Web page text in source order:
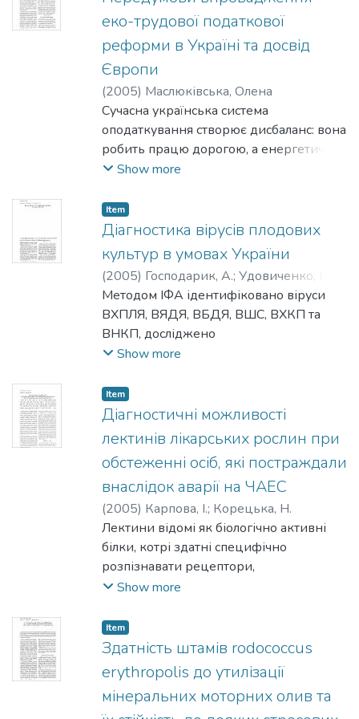
прийнятність використання методу
закритої камери для вимірювання
потоків парникових газів з метою
відстеження реакцій рослинних
угруповань на глобальні зміни клімату.
Підтверджено універсальність цього
методу та можливість застосування його
для моніторингу парникових газів
різних трав'янистих екосистем.
використання «точкового» камерного
методу в Україні з метою
прогнозування наслідків
процесівглобальної зміни клімату
планети.
еко-трудової податкової
реформи в Україні та досвід
Європи
(2005) Маслюківська, Олена
Сучасна українська система
оподаткування створює дисбаланс: вона
робить працю дорогою, а енергетичні
та природні ресурси — досить
ресурсінтенсивні та забруднюючі галузі
становлять левову частку ВВП та
структури експорту країни. Еко-трудова
податкова реформа, яка полягає у
зміщенні податкового тягаря від праці
та доходів до ресурсопотоку є одним з
ефективних способів реструктуризації
економіки. Таку реформу вже успішно
впроваджено у восьми країнах Європи.
передумови для проведення еко-
трудової по­даткової реформи.
Моделювання її можливих наслідків для
економіки, різних секторів та категорій
населення є актуальним та своєчасним
завданям.
Show more
Item
Діагностика вірусів плодових
культур в умовах України
(2005) Господарик, А.; Удовиченко, К.
Поліщук, В. П.
Методом ІФА ідентифіковано віруси
ВХПЛЯ, ВЯДЯ, ВБДЯ, ВШС, ВХКП та
ВНКП, досліджено
їх поширення β різних типах
сортів та підщеп плодових культур. Для
ВХПЛЯ підібрано пару праймерів для
діагностування за допомогою ПЛР.
Show more
Item
Діагностичні можливості
лектинів лікарських рослин при
обстеженні осіб, які постраждали
внаслідок аварії на ЧАЕС
(2005) Карпова, І.; Корецька, Н.
Лектини відомі як біологічно активні
білки, котрі здатні специфічно
розпізнавати рецептори,
розташовані на клітинній мембрані
організмів. З метою дослід­ження
віддалених ефектів радіації було
застосовано лектинотест з комп
'ютерною обробкою результатів, який
базувався на реакції гемаглютинації з
Show more
Item
Здатність штамів rodococcus
erythropolis до утилізації
мінеральних моторних олив та